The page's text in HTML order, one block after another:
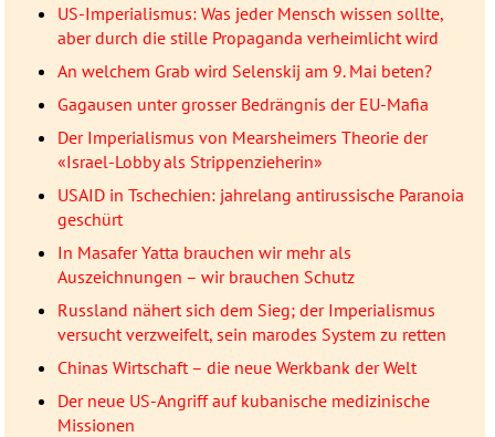
US-Imperialismus: Was jeder Mensch wissen sollte,
aber durch die stille Propaganda verheimlicht wird
An welchem Grab wird Selenskij am 9. Mai beten?
Gagausen unter grosser Bedrängnis der EU-Mafia
Der Imperialismus von Mearsheimers Theorie der
«Israel-Lobby als Strippenzieherin»
USAID in Tschechien: jahrelang antirussische Paranoia
geschürt
In Masafer Yatta brauchen wir mehr als
Auszeichnungen – wir brauchen Schutz
Russland nähert sich dem Sieg; der Imperialismus
versucht verzweifelt, sein marodes System zu retten
Chinas Wirtschaft – die neue Werkbank der Welt
Der neue US-Angriff auf kubanische medizinische
Missionen